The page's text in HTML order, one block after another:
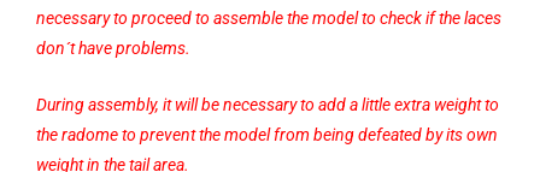
necessary to proceed to assemble the model to check if the laces
don´t have problems.
During assembly, it will be necessary to add a little extra weight to
the radome to prevent the model from being defeated by its own
weight in the tail area.